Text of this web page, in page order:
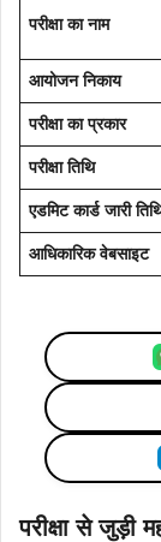
परीक्षा का नाम
आयोजन निकाय
परीक्षा का प्रकार
परीक्षा तिथि
एडमिट कार्ड जारी
आधिकारिक वेबसाइट
परीक्षा से जुड़ी